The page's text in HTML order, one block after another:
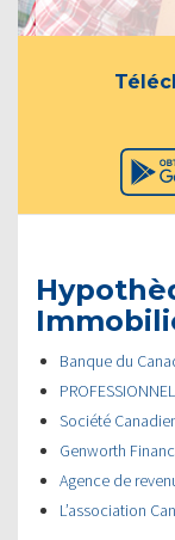
Banque du
Société
Genworth
Agence de
L’association